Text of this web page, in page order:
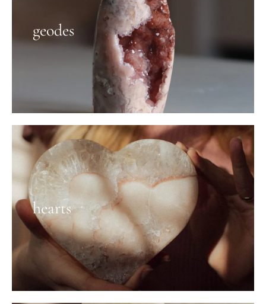
geodes
hearts